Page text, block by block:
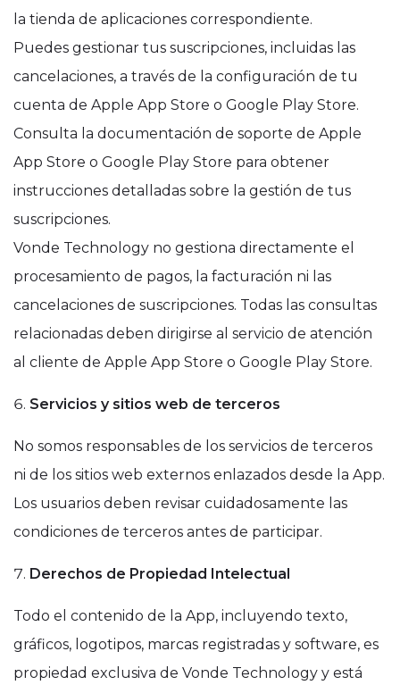
la tienda de aplicaciones correspondiente.
Puedes gestionar tus suscripciones, incluidas las
cancelaciones, a través de la configuración de tu
cuenta de Apple App Store o Google Play Store.
Consulta la documentación de soporte de Apple
App Store o Google Play Store para obtener
instrucciones detalladas sobre la gestión de tus
suscripciones.
Vonde Technology no gestiona directamente el
procesamiento de pagos, la facturación ni las
cancelaciones de suscripciones. Todas las consultas
relacionadas deben dirigirse al servicio de atención
al cliente de Apple App Store o Google Play Store.
Servicios y sitios web de terceros
No somos responsables de los servicios de terceros
ni de los sitios web externos enlazados desde la App.
Los usuarios deben revisar cuidadosamente las
condiciones de terceros antes de participar.
Derechos de Propiedad Intelectual
Todo el contenido de la App, incluyendo texto,
gráficos, logotipos, marcas registradas y software, es
propiedad exclusiva de Vonde Technology y está